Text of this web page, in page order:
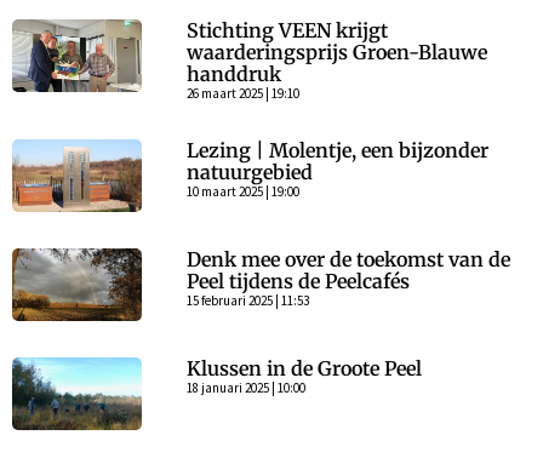
Stichting VEEN krijgt
waarderingsprijs Groen-Blauwe
handdruk
26 maart 2025 | 19:10
Lezing | Molentje, een bijzonder
natuurgebied
10 maart 2025 | 19:00
Denk mee over de toekomst van de
Peel tijdens de Peelcafés
15 februari 2025 | 11:53
Klussen in de Groote Peel
18 januari 2025 | 10:00